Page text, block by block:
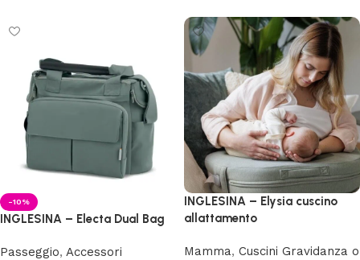
-10%
INGLESINA – Electa Dual Bag
Passeggio, Accessori
INGLESINA – Elysia cuscino
allattamento
Mamma, Cuscini Gravidanza o